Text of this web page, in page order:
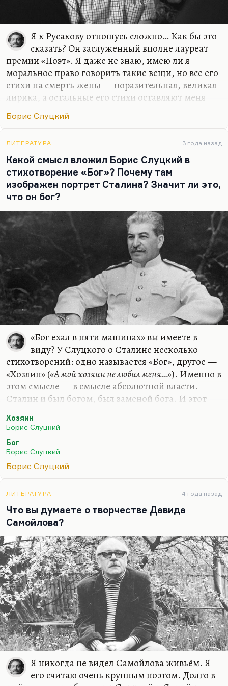
Я к Русакову отношусь сложно… Как бы это
сказать? Он заслуженный вполне лауреат
премии «Поэт». Я даже не знаю, имею ли я
моральное право говорить такие вещи, но все его
стихи на смерть жены — поразительная, великая
лирика, а остальные его стихи оставляют меня
требовать от поэта, чтобы он всякий раз работал
такой откровенности?
Знаете, ведь лучшее, что написал в жизни
Кирсанов — это «Твоя поэма». Ну, может быть, и
сборник «Зеркала» тоже, который уже о
собственной смерти, уже предсмертный, это
писал человек уже с раком горла. Но тем не менее
вот два величайших свершений Кирсанова — это
стихи на смерть жены, поэма о…
Борис Слуцкий
ЛИТЕРАТУРА 3 года назад
Какой смысл вложил Борис Слуцкий в
стихотворение «Бог»? Почему там
изображен портрет Сталина? Значит ли это,
что он бог?
«Бог ехал в пяти машинах» вы имеете в
виду? У Слуцкого о Сталине несколько
стихотворений: одно называется «Бог», другое —
«Хозяин» («А мой хозяин не любил меня…»). Именно в
этом смысле — в смысле абсолютной власти.
Сталин и был богом, был заменой бога. И этот
грех сказать, не вижу здесь принципиальной
разницы. Просто в христианстве от человека
зависит очень многое. А Сталин, как
замечательно сказал о нём Пастернак, это «тиран
дохристианской эры» — эры, в которой от людей
многих отношениях языческая вера. Вот это
замечательно Слуцкий и показал в своём
стихотворении — что это дохристианское…
Хозяин
Борис Слуцкий
Бог
Борис Слуцкий
Борис Слуцкий
ЛИТЕРАТУРА 4 года назад
Что вы думаете о творчестве Давида
Самойлова?
Я никогда не видел Самойлова живьём. Я
его считаю очень крупным поэтом. Долго в